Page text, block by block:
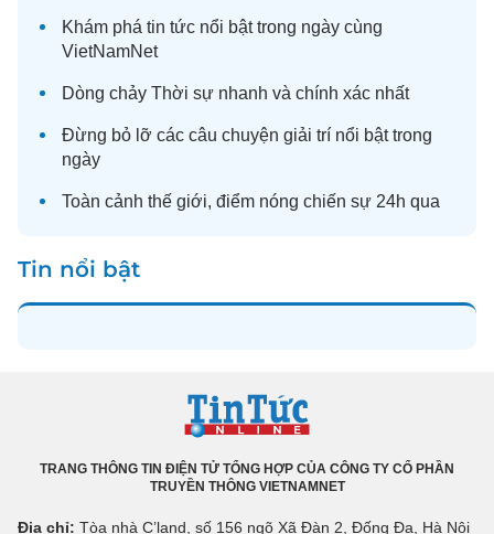
Khám phá tin tức nổi bật trong ngày cùng
VietNamNet
Dòng chảy Thời sự nhanh và chính xác nhất
Đừng bỏ lỡ các câu chuyện giải trí nổi bật trong
ngày
Toàn cảnh thế giới, điểm nóng chiến sự 24h qua
Tin nổi bật
TRANG THÔNG TIN ĐIỆN TỬ TỔNG HỢP CỦA CÔNG TY CỔ PHẦN
TRUYỀN THÔNG VIETNAMNET
Địa chỉ: Tòa nhà C’land, số 156 ngõ Xã Đàn 2, Đống Đa, Hà Nội